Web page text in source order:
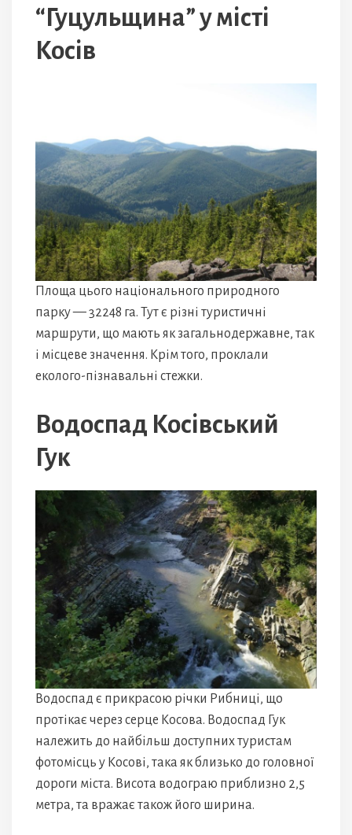
“Гуцульщина” у місті
Косів
Площа цього національного природного
парку — 32248 га. Тут є різні туристичні
маршрути, що мають як загальнодержавне, так
і місцеве значення. Крім того, проклали
еколого-пізнавальні стежки.
Водоспад Косівський
Гук
Водоспад є прикрасою річки Рибниці, що
протікає через серце Косова. Водоспад Гук
належить до найбільш доступних туристам
фотомісць у Косові, така як близько до головної
дороги міста. Висота водограю приблизно 2,5
метра, та вражає також його ширина.